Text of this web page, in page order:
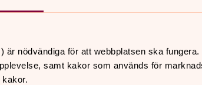
är nödvändiga för att webbplatsen ska
samt kakor som används för